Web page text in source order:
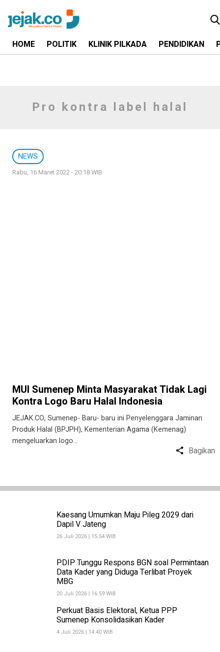
HOME POLITIK KLINIK PILKADA PENDIDIKAN
Kaesang Umumkan Maju Pileg 2029 dari
Dapil V Jateng
26 Juli 2026 | 15:54 WIB
PDIP Tunggu Respons BGN soal Permintaan
Data Kader yang Diduga Terlibat Proyek
MBG
20 Juli 2026 | 16:59 WIB
Perkuat Basis Elektoral, Ketua PPP
Sumenep Konsolidasikan Kader
4 Juli 2026 | 14:40 WIB
Pro kontra label halal
NEWS
Rabu, 16 Maret 2022 - 20:18 WIB
MUI Sumenep Minta Masyarakat Tidak Lagi
Kontra Logo Baru Halal Indonesia
JEJAK.CO, Sumenep- Baru- baru ini Penyelenggara Jaminan
Produk Halal (BPJPH), Kementerian Agama (Kemenag)
mengeluarkan logo…
Bagikan